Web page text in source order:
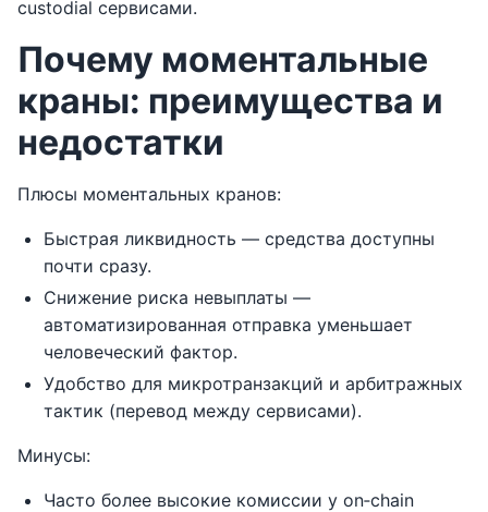
custodial сервисами.
Почему моментальные
краны: преимущества и
недостатки
Плюсы моментальных кранов:
Быстрая ликвидность — средства доступны
почти сразу.
Снижение риска невыплаты —
автоматизированная отправка уменьшает
человеческий фактор.
Удобство для микротранзакций и арбитражных
тактик (перевод между сервисами).
Минусы:
Часто более высокие комиссии у on‑chain